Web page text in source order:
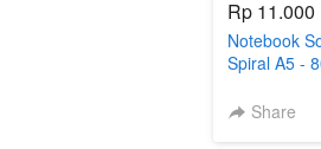
Rp 11.000
Notebook
Spiral A5 -
Share